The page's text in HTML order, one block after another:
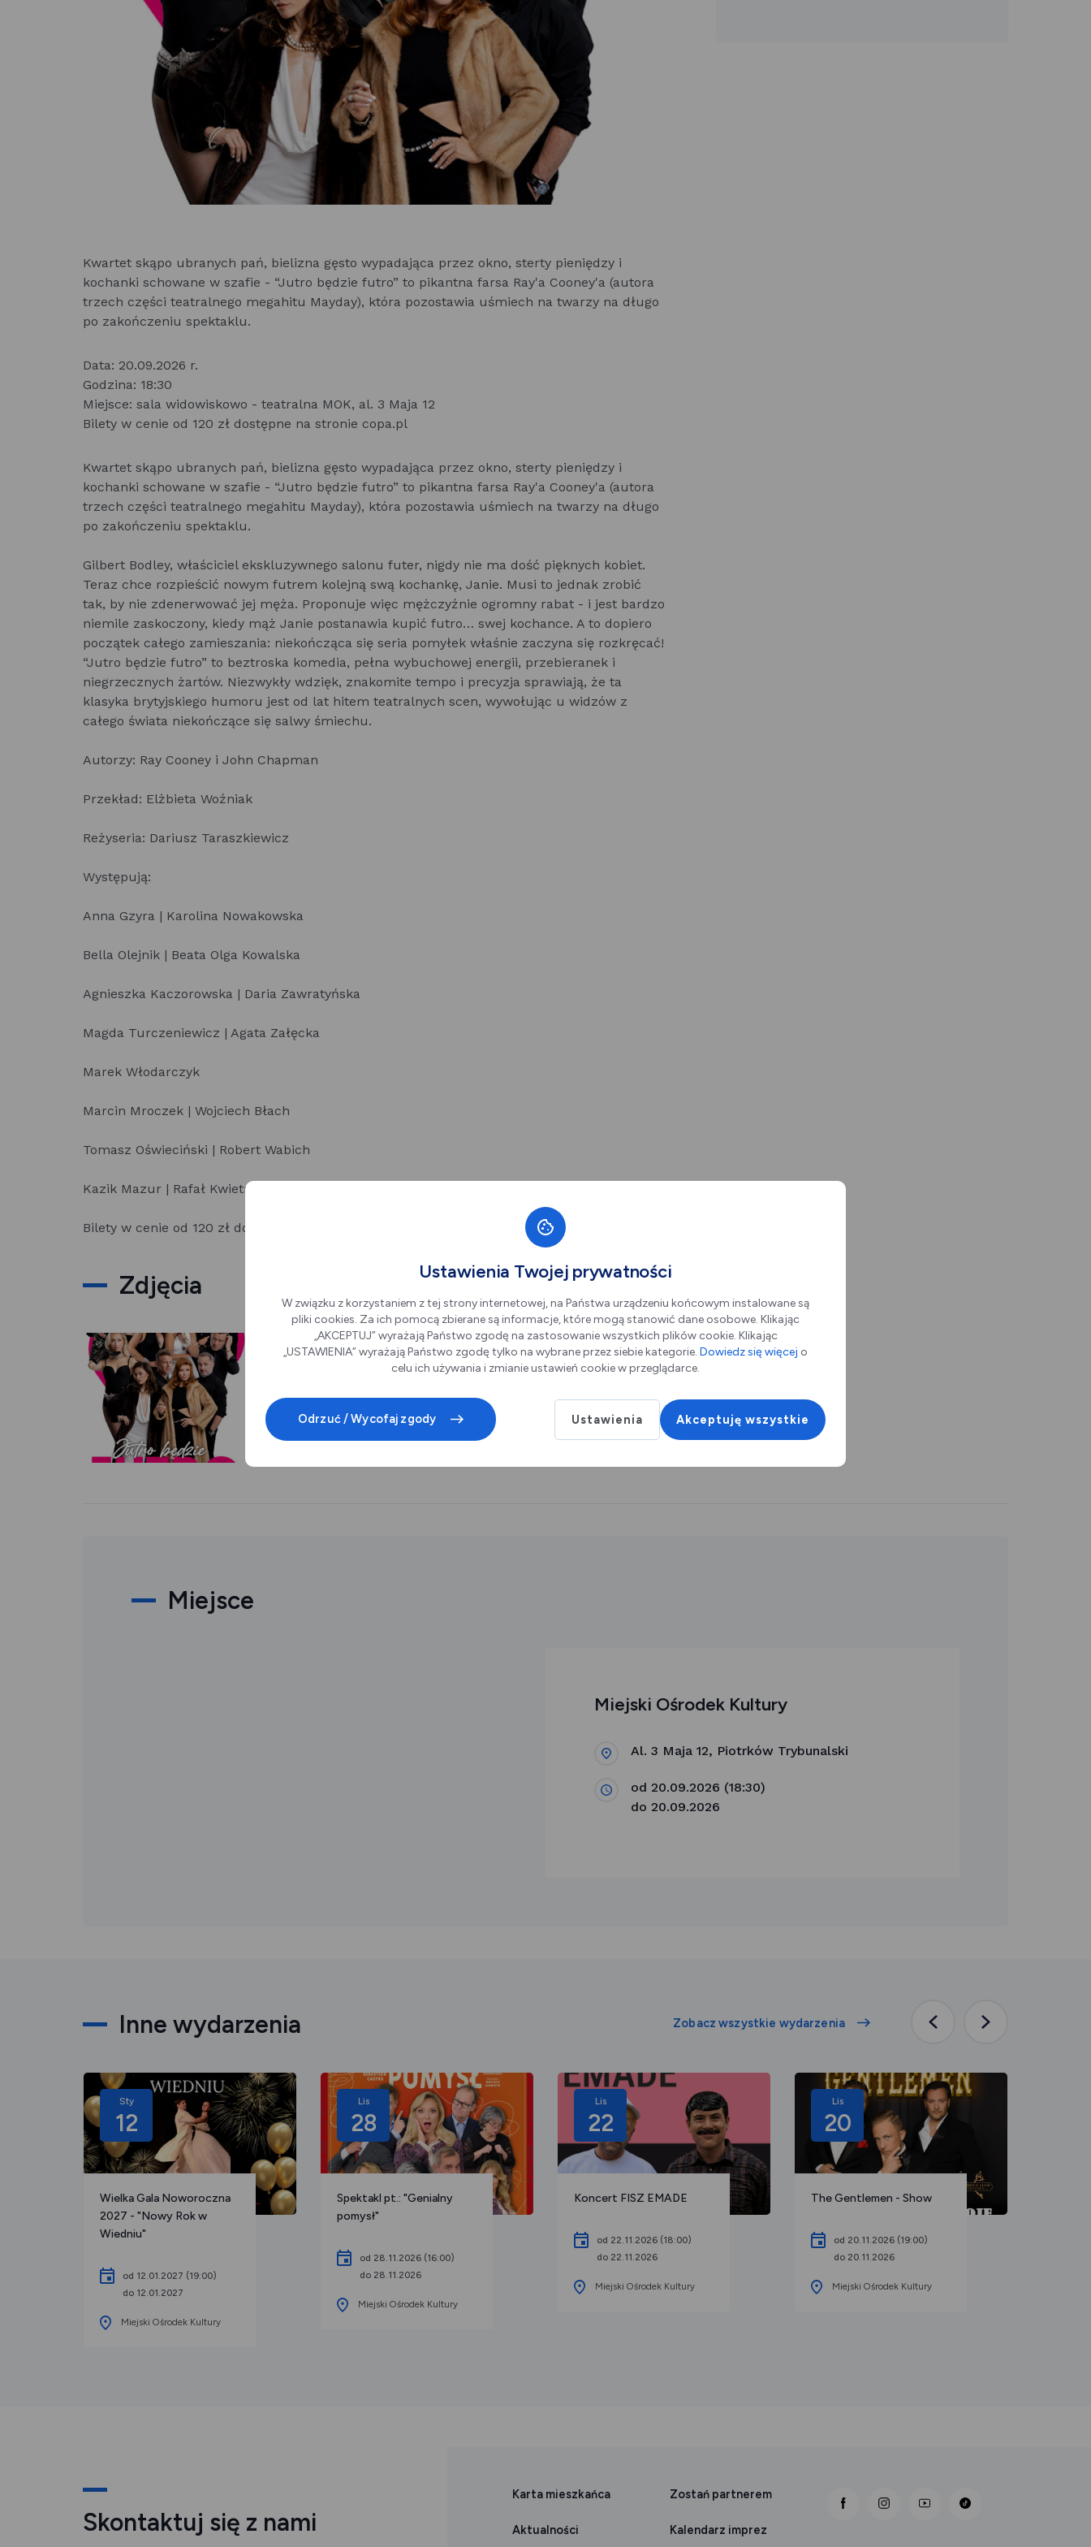
Kwartet skąpo ubranych pań, bielizna gęsto wypadająca przez okno, sterty pieniędzy i
kochanki schowane w szafie - “Jutro będzie futro” to pikantna farsa Ray'a Cooney'a (autora
trzech części teatralnego megahitu Mayday), która pozostawia uśmiech na twarzy na długo
po zakończeniu spektaklu.
Data: 20.09.2026 r.
Godzina: 18:30
Miejsce: sala widowiskowo - teatralna MOK, al. 3 Maja 12
Bilety w cenie od 120 zł dostępne na stronie copa.pl
Kwartet skąpo ubranych pań, bielizna gęsto wypadająca przez okno, sterty pieniędzy i
kochanki schowane w szafie - “Jutro będzie futro” to pikantna farsa Ray'a Cooney'a (autora
trzech części teatralnego megahitu Mayday), która pozostawia uśmiech na twarzy na długo
po zakończeniu spektaklu.
Gilbert Bodley, właściciel ekskluzywnego salonu futer, nigdy nie ma dość pięknych kobiet.
Teraz chce rozpieścić nowym futrem kolejną swą kochankę, Janie. Musi to jednak zrobić
tak, by nie zdenerwować jej męża. Proponuje więc mężczyźnie ogromny rabat - i jest bardzo
niemile zaskoczony, kiedy mąż Janie postanawia kupić futro… swej kochance. A to dopiero
początek całego zamieszania: niekończąca się seria pomyłek właśnie zaczyna się rozkręcać!
“Jutro będzie futro” to beztroska komedia, pełna wybuchowej energii, przebieranek i
niegrzecznych żartów. Niezwykły wdzięk, znakomite tempo i precyzja sprawiają, że ta
klasyka brytyjskiego humoru jest od lat hitem teatralnych scen, wywołując u widzów z
całego świata niekończące się salwy śmiechu.
Autorzy: Ray Cooney i John Chapman
Przekład: Elżbieta Woźniak
Reżyseria: Dariusz Taraszkiewicz
Występują:
Anna Gzyra | Karolina Nowakowska
Bella Olejnik | Beata Olga Kowalska
Agnieszka Kaczorowska | Daria Zawratyńska
Magda Turczeniewicz | Agata Załęcka
Marek Włodarczyk
Marcin Mroczek | Wojciech Błach
Tomasz Oświeciński | Robert Wabich
Kazik Mazur | Rafał Kwietniewski
Bilety w cenie od 120 zł dostępne
Zdjęcia
Miejsce
Miejski Ośrodek Kultury
Al. 3 Maja 12, Piotrków Trybunalski
od 20.09.2026 (18:30)
do 20.09.2026
Inne wydarzenia Zobacz wszystkie wydarzenia
Poprzednia
Następna
Sty
12
Wielka Gala Noworoczna
2027 - "Nowy Rok w
Wiedniu"
od 12.01.2027 (19:00)
do 12.01.2027
Miejski Ośrodek Kultury
Lis
28
Spektakl pt.: "Genialny
pomysł"
od 28.11.2026 (16:00)
do 28.11.2026
Miejski Ośrodek Kultury
Lis
22
Koncert FISZ EMADE
od 22.11.2026 (18:00)
do 22.11.2026
Miejski Ośrodek Kultury
Lis
20
The Gentlemen - Show
od 20.11.2026 (19:00)
do 20.11.2026
Miejski Ośrodek Kultury
Skontaktuj się z nami
Karta mieszkańca Zostań partnerem
Aktualności Kalendarz imprez
link otwiera się nowej karcie
link otwiera się nowej karcie
link otwiera się nowej karcie
Ustawienia Twojej prywatności
W związku z korzystaniem z tej strony internetowej, na Państwa urządzeniu końcowym instalowane są
pliki cookies. Za ich pomocą zbierane są informacje, które mogą stanowić dane osobowe. Klikając
„AKCEPTUJ” wyrażają Państwo zgodę na zastosowanie wszystkich plików cookie. Klikając
„USTAWIENIA” wyrażają Państwo zgodę tylko na wybrane przez siebie kategorie. Dowiedz się więcej o
celu ich używania i zmianie ustawień cookie w przeglądarce.
Odrzuć / Wycofaj zgody Ustawienia Akceptuję wszystkie